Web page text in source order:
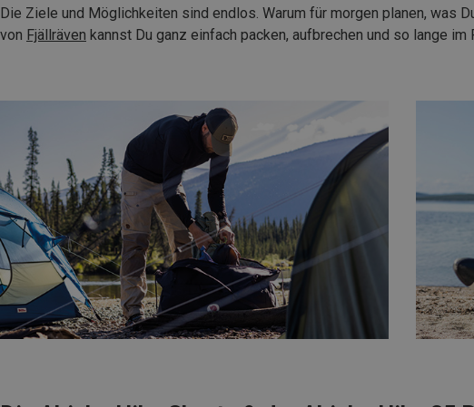
Die Ziele und Möglichkeiten sind endlos. Warum für morgen planen, was
von Fjällräven kannst Du ganz einfach packen, aufbrechen und so lange